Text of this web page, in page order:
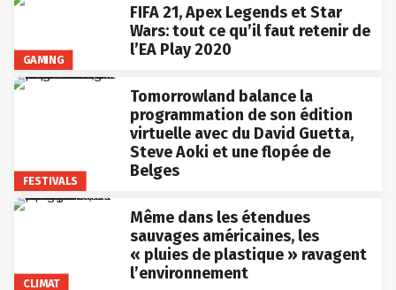
GAMING
FIFA 21, Apex Legends et Star
Wars: tout ce qu’il faut retenir de
l’EA Play 2020
FESTIVALS
Tomorrowland balance la
programmation de son édition
virtuelle avec du David Guetta,
Steve Aoki et une flopée de
Belges
CLIMAT
Même dans les étendues
sauvages américaines, les
« pluies de plastique » ravagent
l’environnement